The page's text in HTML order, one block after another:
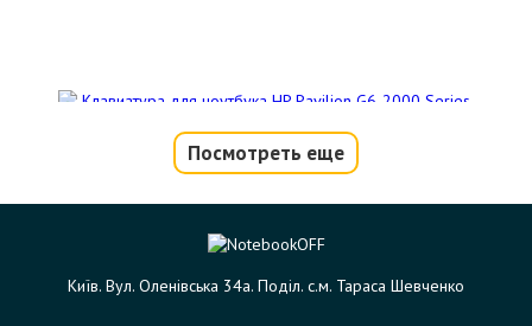
Клавиатура для ноутбука HP Pavilion
Код товара - 06708
5 отзыва
Посмотреть еще
Київ. Вул. Оленівська 34а. Поділ. с.м. Тараса Шевченко